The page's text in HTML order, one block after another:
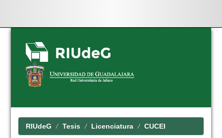
Skip
navigation
RIUdeG Tesis Licenciatura CUCEI